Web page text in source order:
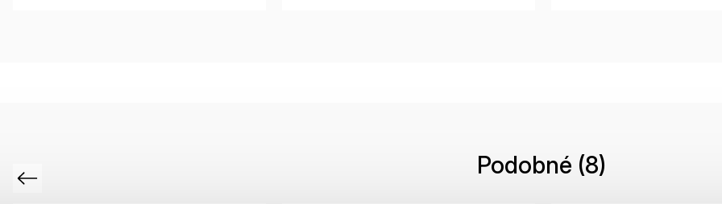
Podobné (8)
Previous